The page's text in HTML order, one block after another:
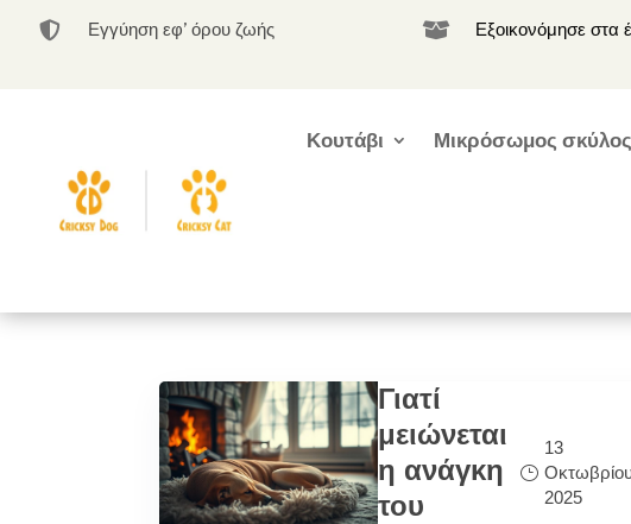
 Εγγύηση εφ’ όρου ζωής  Εξοικονόμησε στα
Κουτάβι Μικρόσωμος σκύλος
Γιατί
μειώνεται
η ανάγκη
του
13
2025